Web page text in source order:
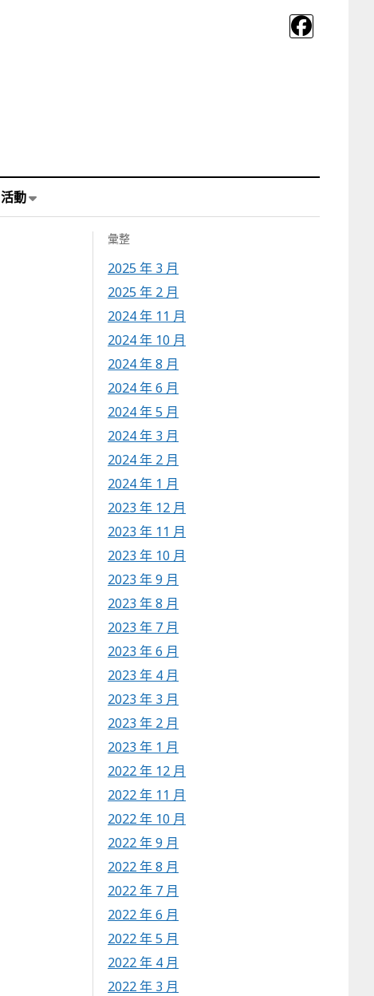
活動
彙整
2025 年 3 月
2025 年 2 月
2024 年 11 月
2024 年 10 月
2024 年 8 月
2024 年 6 月
2024 年 5 月
2024 年 3 月
2024 年 2 月
2024 年 1 月
2023 年 12 月
2023 年 11 月
2023 年 10 月
2023 年 9 月
2023 年 8 月
2023 年 7 月
2023 年 6 月
2023 年 4 月
2023 年 3 月
2023 年 2 月
2023 年 1 月
2022 年 12 月
2022 年 11 月
2022 年 10 月
2022 年 9 月
2022 年 8 月
2022 年 7 月
2022 年 6 月
2022 年 5 月
2022 年 4 月
2022 年 3 月